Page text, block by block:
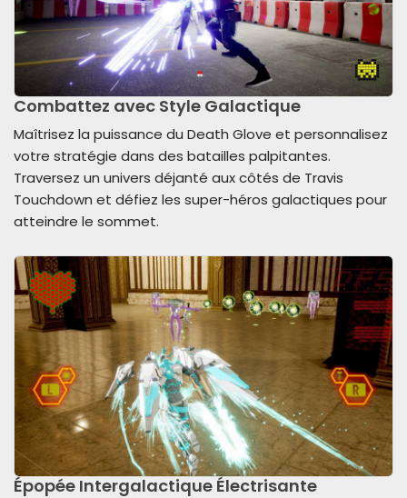
Combattez avec Style Galactique
Maîtrisez la puissance du Death Glove et personnalisez
votre stratégie dans des batailles palpitantes.
Traversez un univers déjanté aux côtés de Travis
Touchdown et défiez les super-héros galactiques pour
atteindre le sommet.
Épopée Intergalactique Électrisante